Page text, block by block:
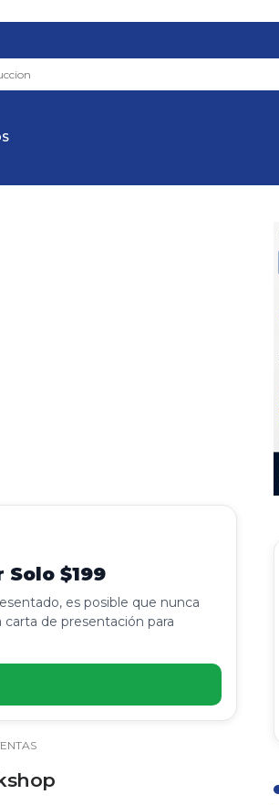
$199
es posible que nunca
de presentación para